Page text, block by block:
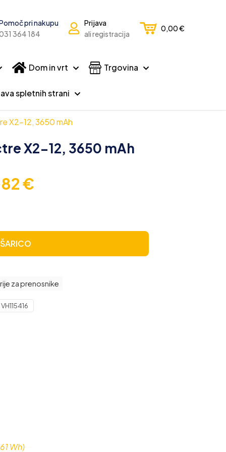
pri nakupu
364 184
Prijava
ali registracija
0,00€
Dom in vrt Trgovina
spletnih strani
X2-12, 3650 mAh
X2-12, 3650 mAh
€
za prenosnike
VH115416
Wh)